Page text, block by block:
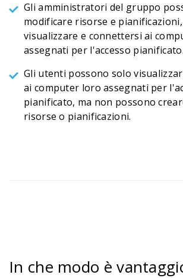
Gli amministratori del gruppo
modificare risorse e
visualizzare e connettersi ai
assegnati per l'accesso pianificato.
Gli utenti possono solo
ai computer loro assegnati per
pianificato, ma non possono
risorse o pianificazioni.
In che modo è